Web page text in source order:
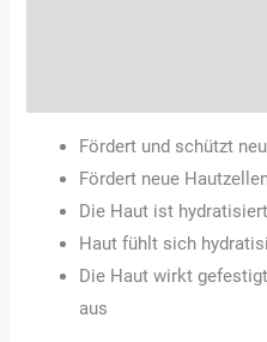
Fördert und schützt
Fördert neue
Die Haut ist
Haut fühlt sich
Die Haut wirkt
aus